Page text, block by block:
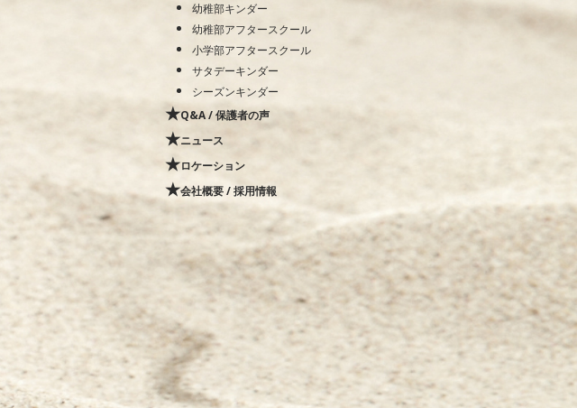
幼稚部キンダー
幼稚部アフタースクール
小学部アフタースクール
サタデーキンダー
シーズンキンダー
Q&A / 保護者の声
ニュース
ロケーション
会社概要 / 採用情報